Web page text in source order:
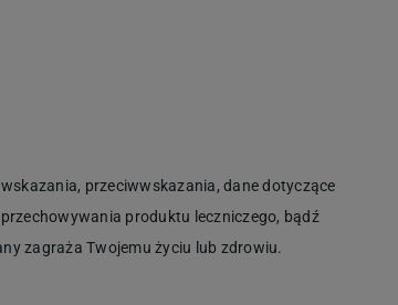
przeciwwskazania, dane dotyczące
produktu leczniczego, bądź
zagraża Twojemu życiu lub zdrowiu.